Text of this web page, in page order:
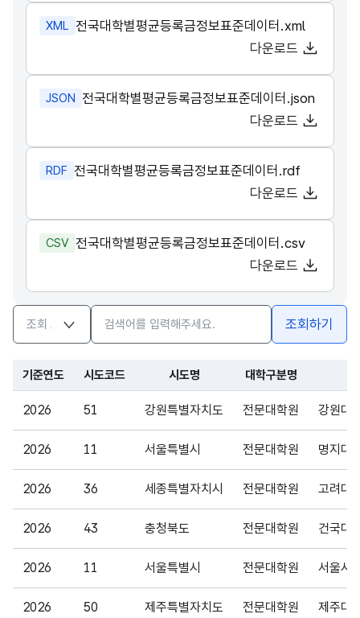
XML 전국대학별평균등록금정보표준데이터.xml
다운로드
JSON 전국대학별평균등록금정보표준데이터.json
다운로드
RDF 전국대학별평균등록금정보표준데이터.rdf
다운로드
CSV 전국대학별평균등록금정보표준데이터.csv
다운로드
검색옵션 검색어 입력창
조회하기
기준연도 시도코드 시도명 대학구분명
2026 51 강원특별자치도 전문대학원 강원대
2026 11 서울특별시 전문대학원 명지대
2026 36 세종특별자치시 전문대학원 고려대
2026 43 충청북도 전문대학원 건국대
2026 11 서울특별시 전문대학원 서울시
2026 50 제주특별자치도 전문대학원 제주대